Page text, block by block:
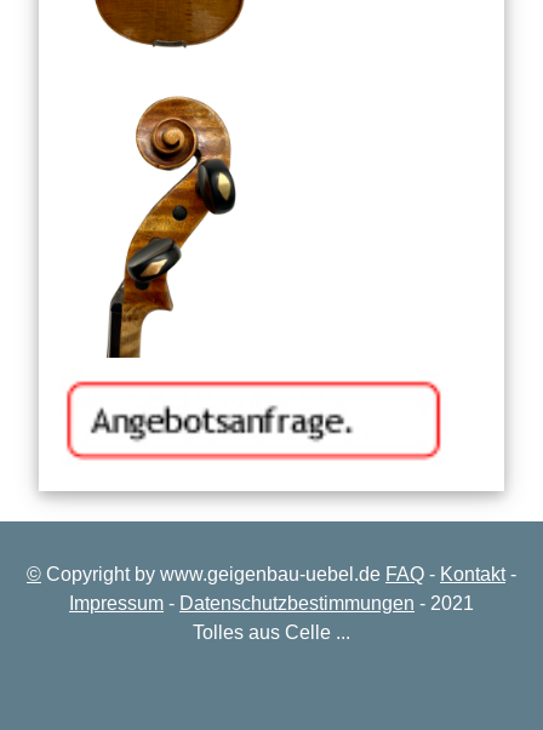
© Copyright by www.geigenbau-uebel.de FAQ - Kontakt-
Impressum - Datenschutzbestimmungen - 2021
Tolles aus Celle ...